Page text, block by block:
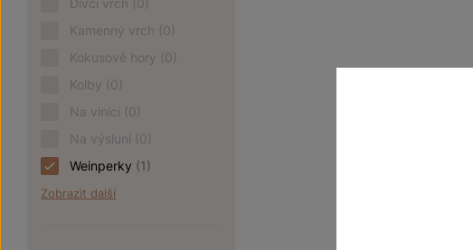
Dívčí vrch (0)
Kamenný vrch (0)
Kokusové hory (0)
Kolby (0)
Na vinici (0)
Na výsluní (0)
Weinperky (1)
Zobrazit další